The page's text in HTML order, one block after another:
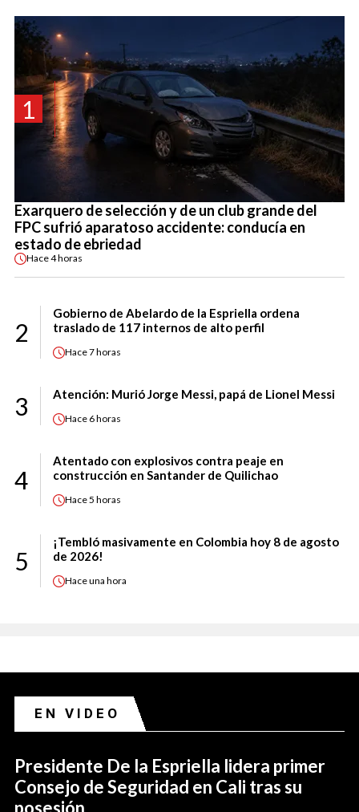
1
Exarquero de selección y de un club grande del
FPC sufrió aparatoso accidente: conducía en
estado de ebriedad
Hace4 horas
2
Gobierno de Abelardo de la Espriella ordena
traslado de 117 internos de alto perfil
Hace7 horas
3 Atención: Murió Jorge Messi, papá de Lionel Messi
Hace 6 horas
4
Atentado con explosivos contra peaje en
construcción en Santander de Quilichao
Hace5 horas
5
¡Tembló masivamente en Colombia hoy 8 de agosto
de 2026!
Haceuna hora
EN VIDEO
Presidente De la Espriella lidera primer
Consejo de Seguridad en Cali tras su
posesión